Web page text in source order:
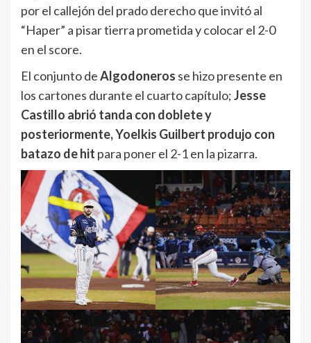
por el callejón del prado derecho que invitó al
“Haper” a pisar tierra prometida y colocar el 2-0
en el score.
El conjunto deAlgodoneros se hizo presente en
los cartones durante el cuarto capítulo;Jesse
Castillo abrió tanda con doblete y
posteriormente, Yoelkis Guilbert produjo con
batazo de hit para poner el 2-1 en la pizarra.